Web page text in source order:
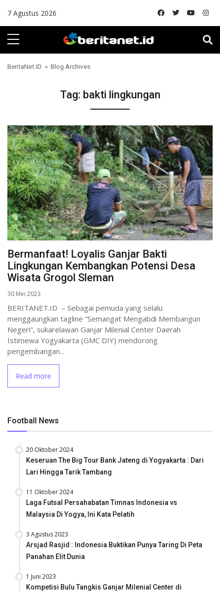
7 Agustus 2026
BeritaNet.ID » Blog Archives
Tag: bakti lingkungan
Bermanfaat! Loyalis Ganjar Bakti
Lingkungan Kembangkan Potensi Desa
Wisata Grogol Sleman
30 Mei 2023
BERITANET.ID – Sebagai pemuda yang selalu
menggaungkan tagline “Semangat Mengabdi Membangun
Negeri”, sukarelawan Ganjar Milenial Center Daerah
Istimewa Yogyakarta (GMC DIY) mendorong
pengembangan...
Read more
Football News
20 Oktober 2024
Keseruan The Big Tour Bank Jateng di Yogyakarta : Dari
Lari Hingga Tarik Tambang
11 Oktober 2024
Laga Futsal Persahabatan Timnas Indonesia vs
Malaysia Di Yogya, Ini Kata Pelatih
3 Agustus 2023
Arsjad Rasjid : Indonesia Buktikan Punya Taring Di Peta
Panahan Elit Dunia
1 Juni 2023
Kompetisi Bulu Tangkis Ganjar Milenial Center di